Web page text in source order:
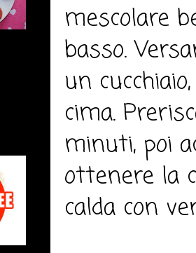
mescolare
basso.
un
cima.
minuti, poi
ottenere la
calda con